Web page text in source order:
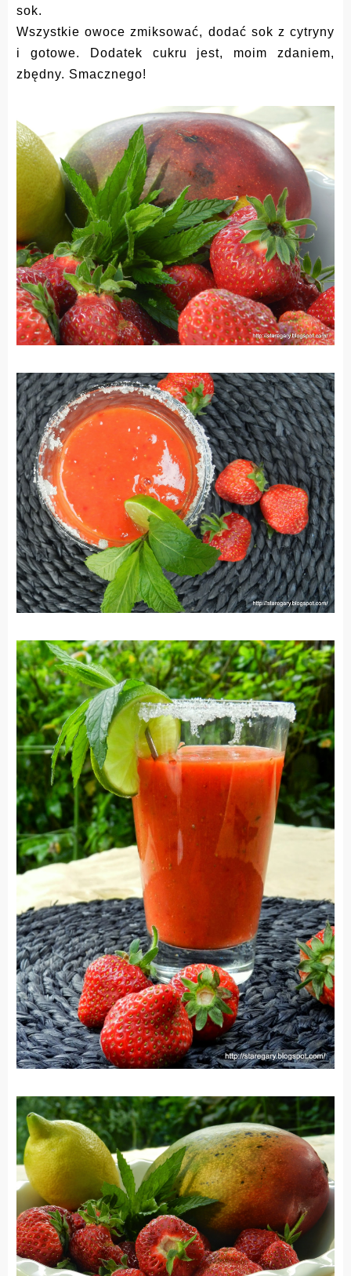
sok.
Wszystkie owoce zmiksować, dodać sok z cytryny
i gotowe. Dodatek cukru jest, moim zdaniem,
zbędny. Smacznego!